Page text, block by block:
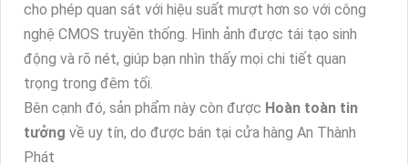
cho phép quan sát với hiệu suất mượt hơn so với công
nghệ CMOS truyền thống. Hình ảnh được tái tạo sinh
động và rõ nét, giúp bạn nhìn thấy mọi chi tiết quan
trọng trong đêm tối.
Bên cạnh đó, sản phẩm này còn được Hoàn toàn tin
tưởng về uy tín, do được bán tại cửa hàng An Thành
Phát